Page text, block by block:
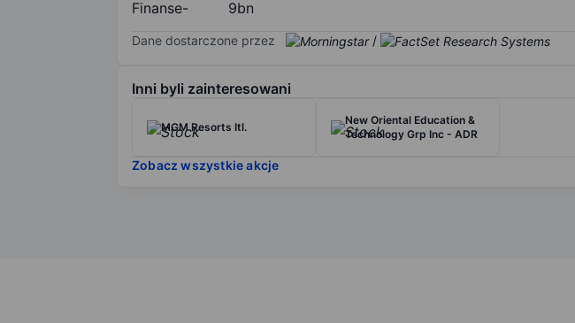
Finanse-
9bn
Dane dostarczone przez /
Inni byli zainteresowani
MGM Resorts Itl.
New Oriental Education &
Technology Grp Inc - ADR
Zobacz wszystkie akcje